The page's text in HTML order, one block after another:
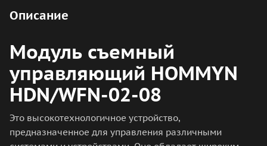
Описание
Модуль съемный
управляющий HOMMYN
HDN/WFN-02-08
Это высокотехнологичное устройство,
предназначенное для управления различными